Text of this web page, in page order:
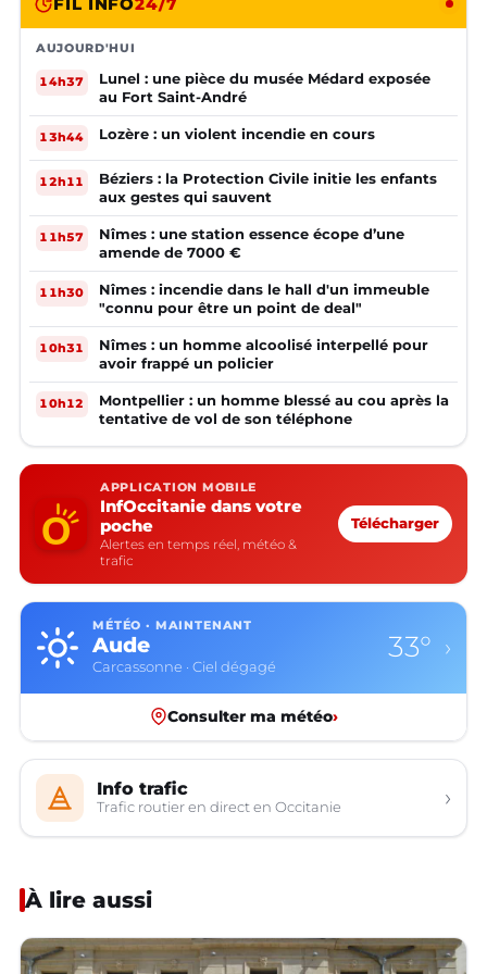
AUJOURD'HUI
14h37
Lunel : une pièce du musée Médard exposée
au Fort Saint-André
13h44 Lozère : un violent incendie en cours
12h11
Béziers : la Protection Civile initie les enfants
aux gestes qui sauvent
11h57
Nîmes : une station essence écope d’une
amende de 7000 €
11h30
Nîmes : incendie dans le hall d'un immeuble
"connu pour être un point de deal"
10h31
Nîmes : un homme alcoolisé interpellé pour
avoir frappé un policier
10h12
Montpellier : un homme blessé au cou après la
tentative de vol de son téléphone
APPLICATION MOBILE
InfOccitanie dans votre
poche
Alertes en temps réel, météo &
trafic
Télécharger
MÉTÉO · MAINTENANT
Aude
Carcassonne · Ciel dégagé
33° ›
Consulter ma météo›
Info trafic
Trafic routier en direct en Occitanie ›
À lire aussi